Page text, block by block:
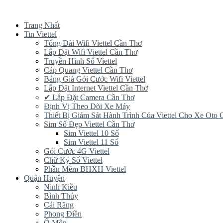
Trang Nhất
Tin Viettel
Tổng Đài Wifi Viettel Cần Thơ
Lắp Đặt Wifi Viettel Cần Thơ
Truyền Hình Số Viettel
Cáp Quang Viettel Cần Thơ
Bảng Giá Gói Cước Wifi Viettel
Lắp Đặt Internet Viettel Cần Thơ
✔‎ Lắp Đặt Camera Cần Thơ
Định Vị Theo Dõi Xe Máy
Thiết Bị Giám Sát Hành Trình Của Viettel Cho Xe Oto
Sim Số Đẹp Viettel Cần Thơ
Sim Viettel 10 Số
Sim Viettel 11 Số
Gói Cước 4G Viettel
Chữ Ký Số Viettel
Phần Mềm BHXH Viettel
Quận Huyện
Ninh Kiều
Bình Thủy
Cái Răng
Phong Điền